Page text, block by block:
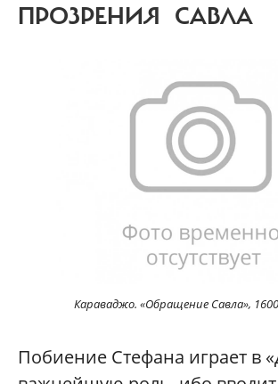
ПРОЗРЕНИЯ САВЛА
Караваджо. «Обращение Савла»,
Побиение Стефана играет в